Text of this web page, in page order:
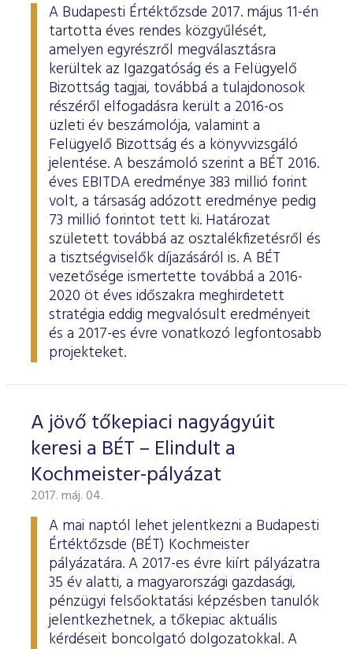
A Budapesti Értéktőzsde 2017. május 11-én
tartotta éves rendes közgyűlését,
amelyen egyrészről megválasztásra
kerültek az Igazgatóság és a Felügyelő
Bizottság tagjai, továbbá a tulajdonosok
részéről elfogadásra került a 2016-os
üzleti év beszámolója, valamint a
Felügyelő Bizottság és a könyvvizsgáló
jelentése. A beszámoló szerint a BÉT 2016.
éves EBITDA eredménye 383 millió forint
volt, a társaság adózott eredménye pedig
73 millió forintot tett ki. Határozat
született továbbá az osztalékfizetésről és
a tisztségviselők díjazásáról is. A BÉT
vezetősége ismertette továbbá a 2016-
2020 öt éves időszakra meghirdetett
stratégia eddig megvalósult eredményeit
és a 2017-es évre vonatkozó legfontosabb
projekteket.
A jövő tőkepiaci nagyágyúit
keresi a BÉT – Elindult a
Kochmeister-pályázat
2017. máj. 04.
A mai naptól lehet jelentkezni a Budapesti
Értéktőzsde (BÉT) Kochmeister
pályázatára. A 2017-es évre kiírt pályázatra
35 év alatti, a magyarországi gazdasági,
pénzügyi felsőoktatási képzésben tanulók
jelentkezhetnek, a tőkepiac aktuális
kérdéseit boncolgató dolgozatokkal. A